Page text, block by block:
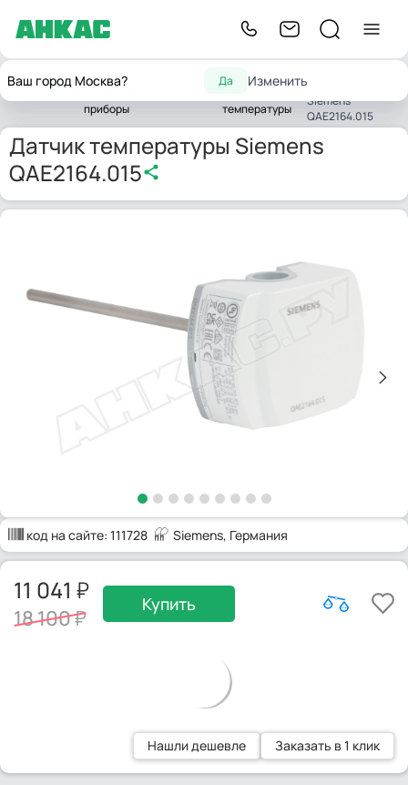
Ваш город Москва? Да Изменить
Главная
Контрольно-
приборы
Датчики
температуры
температуры
Siemens
QAE2164.015
Датчик температуры Siemens
QAE2164.015
код на сайте: 111728 Siemens, Германия
11 041
18 100
Купить
Нашли дешевле Заказать в 1 клик